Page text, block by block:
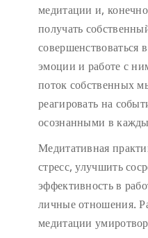
медитации и,
получать
совершенствоваться
эмоции и работе с
поток собственных
реагировать на
осознанными в
Медитативная
стресс, улучшить
эффективность в
личные отношения.
медитации